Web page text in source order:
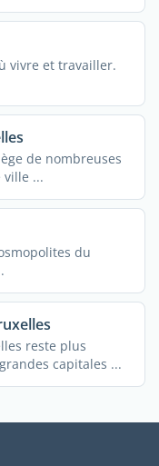
vivre et travailler.
de nombreuses
...
du
reste plus
capitales ...